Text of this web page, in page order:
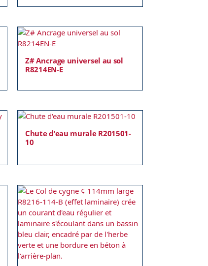
Z# Ancrage universel au sol
R8214EN-E
Chute d’eau murale R201501-
10